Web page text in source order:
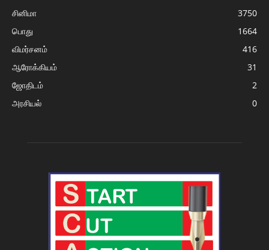
சினிமா
3750
பொது
1664
விமர்சனம்
416
ஆரோக்கியம்
31
ஜோதிடம்
2
அரசியல்
0